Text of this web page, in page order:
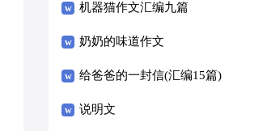
8篇）
机器猫作文汇编九篇
奶奶的味道作文
给爸爸的一封信(汇编15篇)
说明文